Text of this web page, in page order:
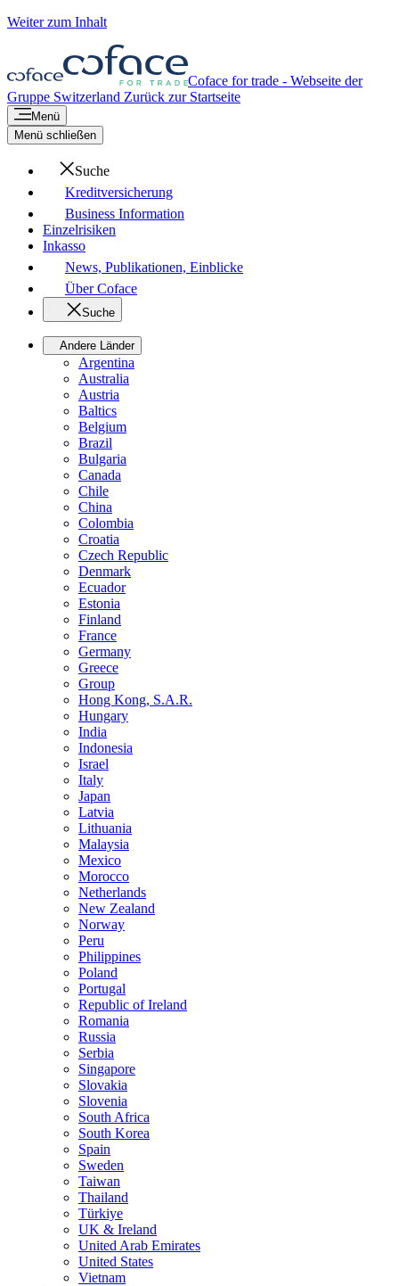
Weiter zum Inhalt
Coface for trade - Webseite der
Gruppe Switzerland Zurück zur Startseite
Menü
Menü schließen
Suche
Kreditversicherung
Business Information
Einzelrisiken
Inkasso
News, Publikationen, Einblicke
Über Coface
Suche
Andere Länder
Argentina
Australia
Austria
Baltics
Belgium
Brazil
Bulgaria
Canada
Chile
China
Colombia
Croatia
Czech Republic
Denmark
Ecuador
Estonia
Finland
France
Germany
Greece
Group
Hong Kong, S.A.R.
Hungary
India
Indonesia
Israel
Italy
Japan
Latvia
Lithuania
Malaysia
Mexico
Morocco
Netherlands
New Zealand
Norway
Peru
Philippines
Poland
Portugal
Republic of Ireland
Romania
Russia
Serbia
Singapore
Slovakia
Slovenia
South Africa
South Korea
Spain
Sweden
Taiwan
Thailand
Türkiye
UK & Ireland
United Arab Emirates
United States
Vietnam